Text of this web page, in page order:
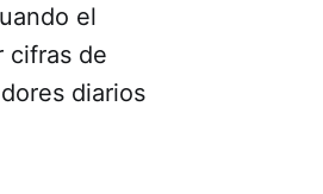
el
cifras de
diarios